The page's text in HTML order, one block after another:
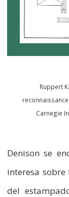
Ruppert
Carnegie
Denison se
interesa
del